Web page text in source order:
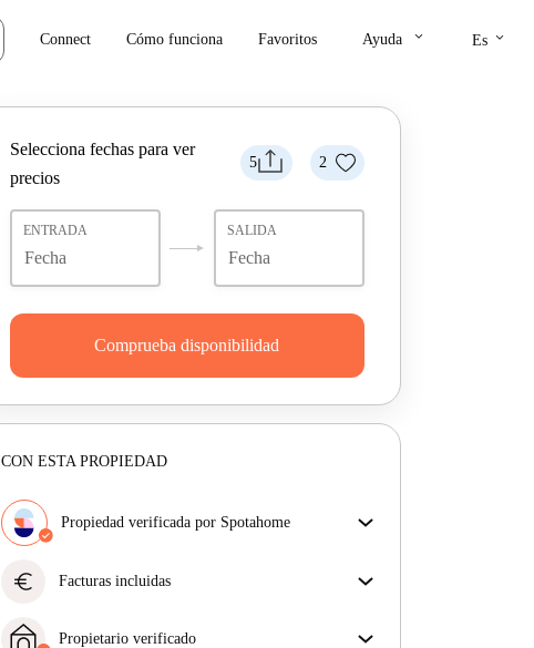
Connect Cómo funciona Favoritos Ayuda keyboard_arrow_down Es keyboard_arrow_down
5 2
Selecciona fechas para ver
precios
ENTRADA SALIDA
Comprueba disponibilidad
CON ESTA PROPIEDAD
Propiedad verificada por Spotahome
obtienes exactamente lo que ves en el anuncio.
euro Facturas incluidas
facturas incluidas, que cubren alquiler y servicios
Propietario verificado